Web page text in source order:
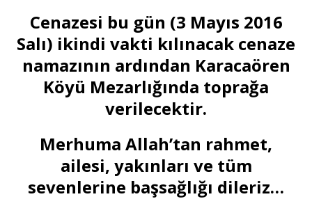
Cenazesi bu gün (3 Mayıs 2016
Salı) ikindi vakti kılınacak cenaze
namazının ardından Karacaören
Köyü Mezarlığında toprağa
verilecektir.
Merhuma Allah’tan rahmet,
ailesi, yakınları ve tüm
sevenlerine başsağlığı dileriz…